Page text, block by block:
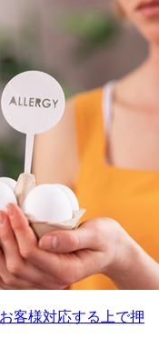
客様対応する上で押